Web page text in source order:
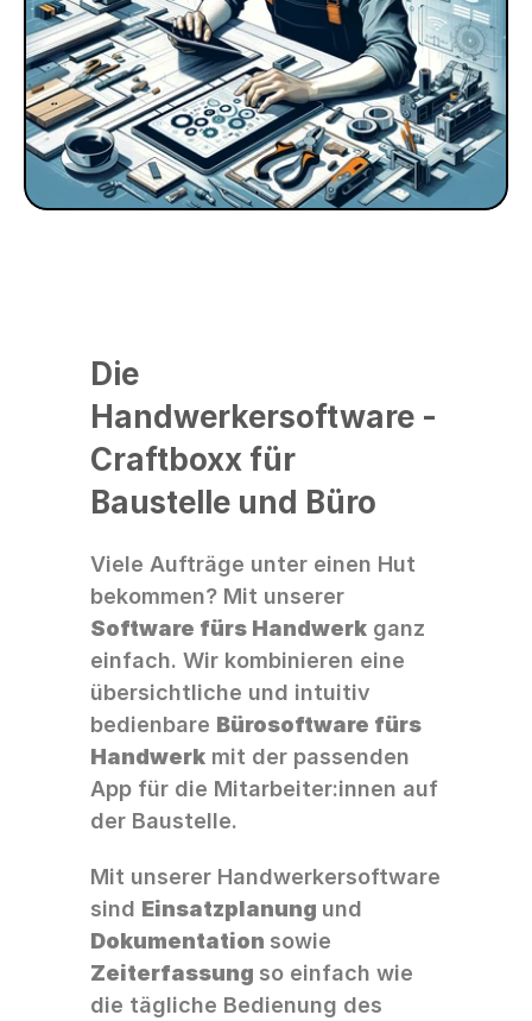
Die
Craftboxx für
Baustelle und Büro
Viele Aufträge unter einen Hut
Software fürs Handwerk ganz
einfach. Wir kombinieren eine
übersichtliche und intuitiv
bedienbare Bürosoftware fürs
Handwerk mit der passenden
App für die Mitarbeiter:innen auf
der Baustelle.
Mit unserer Handwerkersoftware
sind Einsatzplanung
Dokumentation
Zeiterfassung so einfach wie
die tägliche Bedienung des